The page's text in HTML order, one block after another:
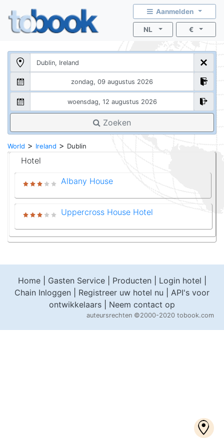
Aanmelden
NL €
Zoeken
World > Ireland > Dublin
Hotel
Albany House
Uppercross House Hotel
Home| Gasten Service| Producten Login hotel
Chain Inloggen
Registreer uw hotel nu
API's voor
ontwikkelaars
Neem contact op
auteursrechten ©2000-2020 tobook.com